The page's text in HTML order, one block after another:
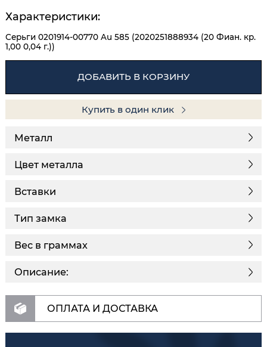
Характеристики:
Серьги 0201914-00770 Au 585 (2020251888934 (20 Фиан. кр.
1,00 0,04 г.))
ДОБАВИТЬ В КОРЗИНУ
Купить в один клик
Металл
Цвет металла
Вставки
Тип замка
Описание:
Вес в граммах
ОПЛАТА И ДОСТАВКА